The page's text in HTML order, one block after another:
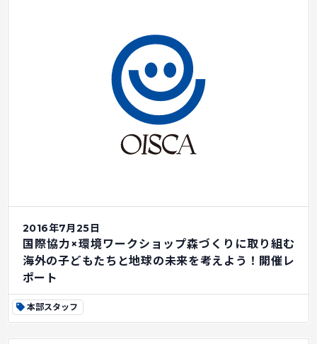
2016年7月25日
国際協力×環境ワークショップ森づくりに取り組む
海外の子どもたちと地球の未来を考えよう！開催レ
ポート
本部スタッフ